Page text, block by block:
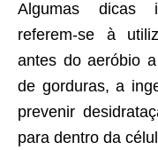
Algumas dicas
referem-se à
antes do aeróbio
de gorduras, a
prevenir
para dentro da